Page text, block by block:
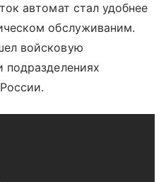
автомат стал удобнее
обслуживаним.
войсковую
подразделениях